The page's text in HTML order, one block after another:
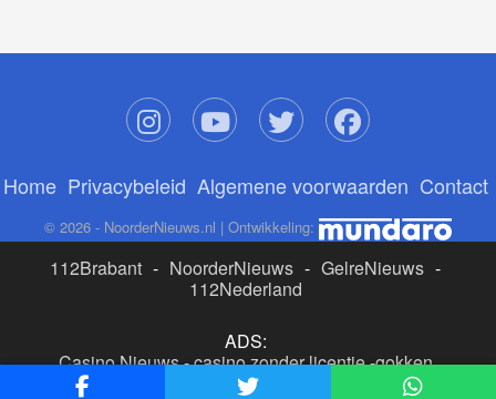
Home Privacybeleid Algemene voorwaarden Contact
© 2026 - NoorderNieuws.nl | Ontwikkeling:
112Brabant - NoorderNieuws - GelreNieuws -
112Nederland
ADS:
Casino Nieuws-casino zonder licentie-gokken
buitenlandse site
beste online casino nederland